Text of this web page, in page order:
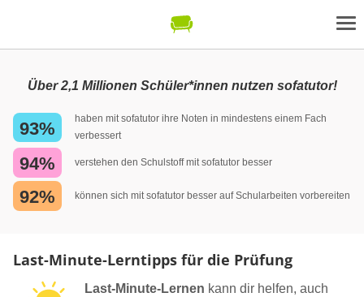
Über 2,1 Millionen Schüler*innen nutzen sofatutor!
93%
haben mit sofatutor ihre Noten in mindestens einem Fach
verbessert
94% verstehen den Schulstoff mit sofatutor besser
92% können sich mit sofatutor besser auf Schularbeiten vorbereiten
Last-Minute-Lerntipps für die Prüfung
Last-Minute-Lernen kann dir helfen, auch